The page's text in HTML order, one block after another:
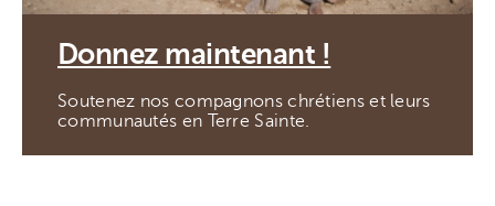
Donnez maintenant !
Soutenez nos compagnons chrétiens et leurs
communautés en Terre Sainte.